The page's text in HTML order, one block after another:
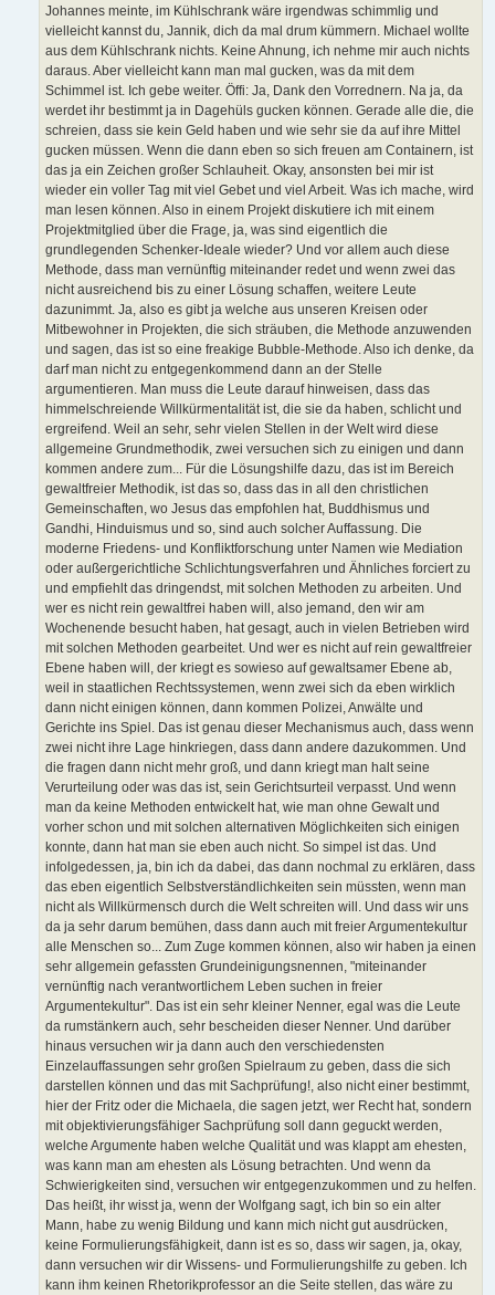
Johannes meinte, im Kühlschrank wäre irgendwas schimmlig und
vielleicht kannst du, Jannik, dich da mal drum kümmern. Michael wollte
aus dem Kühlschrank nichts. Keine Ahnung, ich nehme mir auch nichts
daraus. Aber vielleicht kann man mal gucken, was da mit dem
Schimmel ist. Ich gebe weiter. Öffi: Ja, Dank den Vorrednern. Na ja, da
werdet ihr bestimmt ja in Dagehüls gucken können. Gerade alle die, die
schreien, dass sie kein Geld haben und wie sehr sie da auf ihre Mittel
gucken müssen. Wenn die dann eben so sich freuen am Containern, ist
das ja ein Zeichen großer Schlauheit. Okay, ansonsten bei mir ist
wieder ein voller Tag mit viel Gebet und viel Arbeit. Was ich mache, wird
man lesen können. Also in einem Projekt diskutiere ich mit einem
Projektmitglied über die Frage, ja, was sind eigentlich die
grundlegenden Schenker-Ideale wieder? Und vor allem auch diese
Methode, dass man vernünftig miteinander redet und wenn zwei das
nicht ausreichend bis zu einer Lösung schaffen, weitere Leute
dazunimmt. Ja, also es gibt ja welche aus unseren Kreisen oder
Mitbewohner in Projekten, die sich sträuben, die Methode anzuwenden
und sagen, das ist so eine freakige Bubble-Methode. Also ich denke, da
darf man nicht zu entgegenkommend dann an der Stelle
argumentieren. Man muss die Leute darauf hinweisen, dass das
himmelschreiende Willkürmentalität ist, die sie da haben, schlicht und
ergreifend. Weil an sehr, sehr vielen Stellen in der Welt wird diese
allgemeine Grundmethodik, zwei versuchen sich zu einigen und dann
kommen andere zum... Für die Lösungshilfe dazu, das ist im Bereich
gewaltfreier Methodik, ist das so, dass das in all den christlichen
Gemeinschaften, wo Jesus das empfohlen hat, Buddhismus und
Gandhi, Hinduismus und so, sind auch solcher Auffassung. Die
moderne Friedens- und Konfliktforschung unter Namen wie Mediation
oder außergerichtliche Schlichtungsverfahren und Ähnliches forciert zu
und empfiehlt das dringendst, mit solchen Methoden zu arbeiten. Und
wer es nicht rein gewaltfrei haben will, also jemand, den wir am
Wochenende besucht haben, hat gesagt, auch in vielen Betrieben wird
mit solchen Methoden gearbeitet. Und wer es nicht auf rein gewaltfreier
Ebene haben will, der kriegt es sowieso auf gewaltsamer Ebene ab,
weil in staatlichen Rechtssystemen, wenn zwei sich da eben wirklich
dann nicht einigen können, dann kommen Polizei, Anwälte und
Gerichte ins Spiel. Das ist genau dieser Mechanismus auch, dass wenn
zwei nicht ihre Lage hinkriegen, dass dann andere dazukommen. Und
die fragen dann nicht mehr groß, und dann kriegt man halt seine
Verurteilung oder was das ist, sein Gerichtsurteil verpasst. Und wenn
man da keine Methoden entwickelt hat, wie man ohne Gewalt und
vorher schon und mit solchen alternativen Möglichkeiten sich einigen
konnte, dann hat man sie eben auch nicht. So simpel ist das. Und
infolgedessen, ja, bin ich da dabei, das dann nochmal zu erklären, dass
das eben eigentlich Selbstverständlichkeiten sein müssten, wenn man
nicht als Willkürmensch durch die Welt schreiten will. Und dass wir uns
da ja sehr darum bemühen, dass dann auch mit freier Argumentekultur
alle Menschen so... Zum Zuge kommen können, also wir haben ja einen
sehr allgemein gefassten Grundeinigungsnennen, "miteinander
vernünftig nach verantwortlichem Leben suchen in freier
Argumentekultur". Das ist ein sehr kleiner Nenner, egal was die Leute
da rumstänkern auch, sehr bescheiden dieser Nenner. Und darüber
hinaus versuchen wir ja dann auch den verschiedensten
Einzelauffassungen sehr großen Spielraum zu geben, dass die sich
darstellen können und das mit Sachprüfung!, also nicht einer bestimmt,
hier der Fritz oder die Michaela, die sagen jetzt, wer Recht hat, sondern
mit objektivierungsfähiger Sachprüfung soll dann geguckt werden,
welche Argumente haben welche Qualität und was klappt am ehesten,
was kann man am ehesten als Lösung betrachten. Und wenn da
Schwierigkeiten sind, versuchen wir entgegenzukommen und zu helfen.
Das heißt, ihr wisst ja, wenn der Wolfgang sagt, ich bin so ein alter
Mann, habe zu wenig Bildung und kann mich nicht gut ausdrücken,
keine Formulierungsfähigkeit, dann ist es so, dass wir sagen, ja, okay,
dann versuchen wir dir Wissens- und Formulierungshilfe zu geben. Ich
kann ihm keinen Rhetorikprofessor an die Seite stellen, das wäre zu